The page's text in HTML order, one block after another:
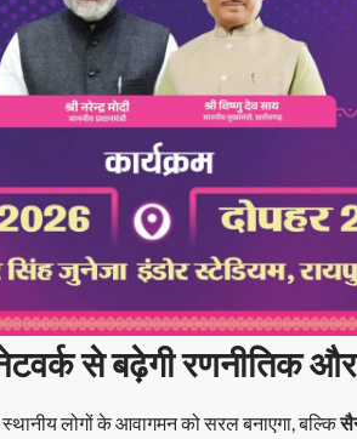
से बढ़ेगी रणनीतिक
लोगों के आवागमन को सरल बनाएगा, बल्कि